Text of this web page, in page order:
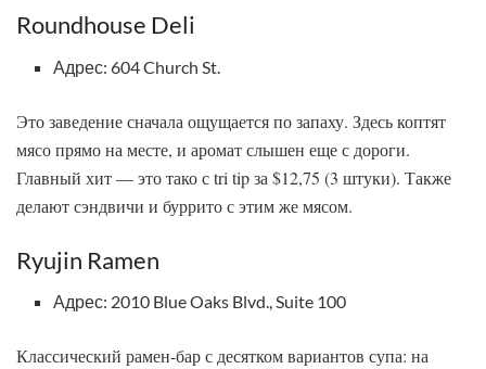
Roundhouse Deli
Адрес: 604 Church St.
Это заведение сначала ощущается по запаху. Здесь коптят
мясо прямо на месте, и аромат слышен еще с дороги.
Главный хит — это тако с tri tip за $12,75 (3 штуки). Также
делают сэндвичи и буррито с этим же мясом.
Ryujin Ramen
Адрес: 2010 Blue Oaks Blvd., Suite 100
Классический рамен-бар с десятком вариантов супа: на